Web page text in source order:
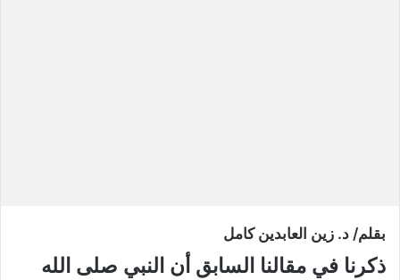
بقلم/ د. زين العابدين كامل
ذكرنا في مقالنا السابق أن النبي صلى الله